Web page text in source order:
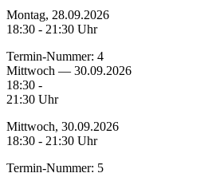
Montag, 28.09.2026
18:30 - 21:30 Uhr
Termin-Nummer: 4
Mittwoch — 30.09.2026
18:30 -
21:30 Uhr
Mittwoch, 30.09.2026
18:30 - 21:30 Uhr
Termin-Nummer: 5